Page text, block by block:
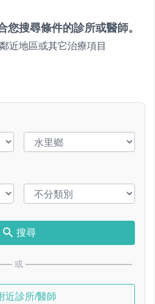
您搜尋條件的診所或醫師。
近地區或其它治療項目
搜尋
或
近診所/醫師